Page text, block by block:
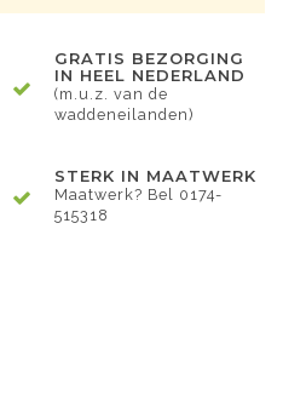
GRATIS BEZORGING
IN HEEL NEDERLAND
(m.u.z. van de
waddeneilanden)
STERK IN MAATWERK
Maatwerk? Bel 0174-
515318